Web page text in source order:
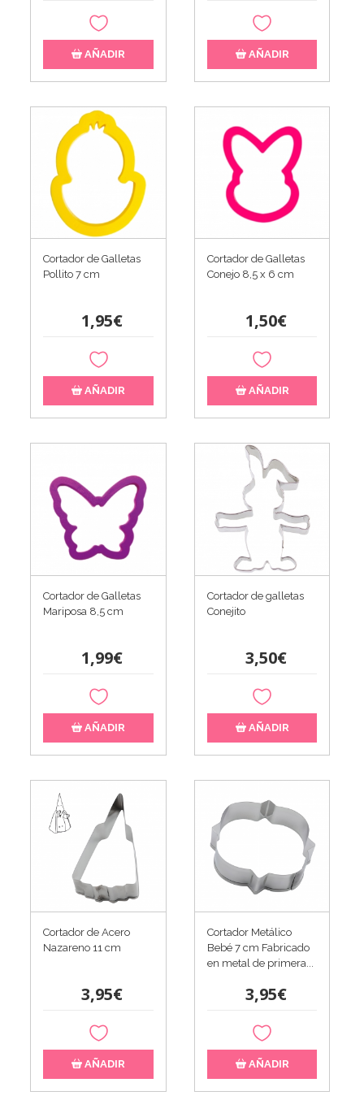
AÑADIR AÑADIR
Cortador de Galletas
Pollito 7 cm
1,95€
AÑADIR
Cortador de Galletas
Conejo 8,5 x 6 cm
1,50€
AÑADIR
Cortador de Galletas
Mariposa 8,5 cm
1,99€
AÑADIR
Cortador de galletas
Conejito
3,50€
AÑADIR
Cortador de Acero
Nazareno 11 cm
3,95€
AÑADIR
Cortador Metálico
Bebé 7 cm Fabricado
en metal de primera...
3,95€
AÑADIR